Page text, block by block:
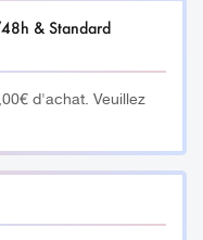
& Standard
d'achat. Veuillez